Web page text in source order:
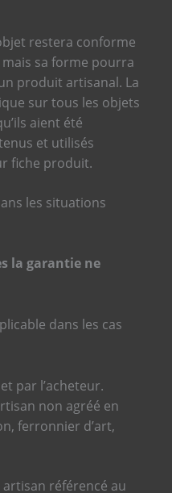
restera conforme
sa forme pourra
produit artisanal. La
sur tous les objets
aient été
et utilisés
fiche produit.
les situations
la garantie ne
dans les cas
par l’acheteur.
non agréé en
ferronnier d’art,
artisan référencé au